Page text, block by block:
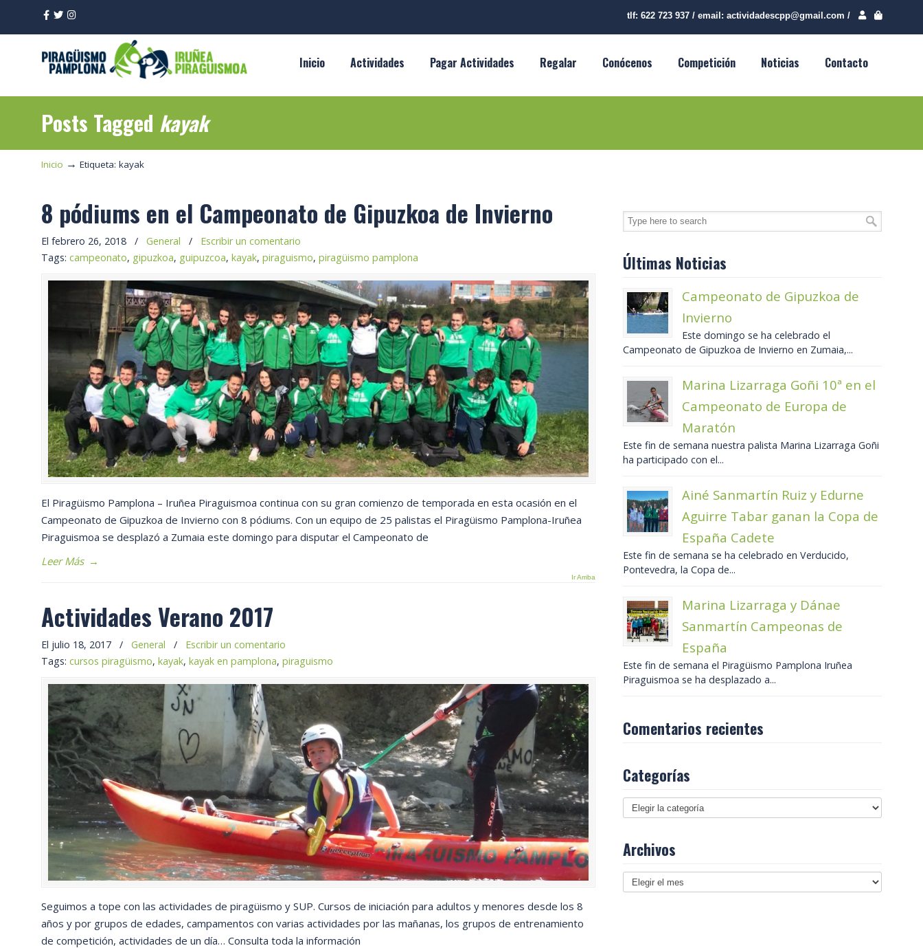
tlf: 622 723 937 / email: actividadescpp@gmail.com /
Inicio Actividades Pagar Actividades Regalar Conócenos Competición Noticias Contacto
Posts Tagged kayak
Inicio →Etiqueta: kayak
8 pódiums en el Campeonato de Gipuzkoa de Invierno
El febrero 26, 2018 / General / Escribir un comentario
Tags:campeonato, gipuzkoa, guipuzcoa,kayak,piraguismo,piragüismo pamplona
El Piragüismo Pamplona – Iruñea Piraguismoa continua con su gran comienzo de temporada en esta ocasión en el
Campeonato de Gipuzkoa de Invierno con 8 pódiums. Con un equipo de 25 palistas el Piragüismo Pamplona-Iruñea
Piraguismoa se desplazó a Zumaia este domingo para disputar el Campeonato de
Leer Más →
Ir Arriba
Actividades Verano 2017
El julio 18, 2017 / General / Escribir un comentario
Tags:cursos piragüismo,kayak,kayak en pamplona,piraguismo
Seguimos a tope con las actividades de piragüismo y SUP. Cursos de iniciación para adultos y menores desde los 8
años y por grupos de edades, campamentos con varias actividades por las mañanas, los grupos de entrenamiento
de competición, actividades de un día… Consulta toda la información
Últimas Noticias
Campeonato de Gipuzkoa de
Invierno
Este domingo se ha celebrado el
Campeonato de Gipuzkoa de Invierno en Zumaia,...
Marina Lizarraga Goñi 10ª en el
Campeonato de Europa de
Maratón
Este fin de semana nuestra palista Marina Lizarraga Goñi
ha participado con el...
Ainé Sanmartín Ruiz y Edurne
Aguirre Tabar ganan la Copa de
España Cadete
Este fin de semana se ha celebrado en Verducido,
Pontevedra, la Copa de...
Marina Lizarraga y Dánae
Sanmartín Campeonas de
España
Este fin de semana el Piragüismo Pamplona Iruñea
Piraguismoa se ha desplazado a...
Comentarios recientes
Categorías
Archivos
Archivos